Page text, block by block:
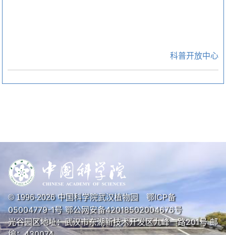
科普开放中心
© 1996-2026中国科学院武汉植物园 鄂ICP备
05004779-1号鄂公网安备42018502004676号
光谷园区地址：武汉市东湖新技术开发区九峰一路201号 邮